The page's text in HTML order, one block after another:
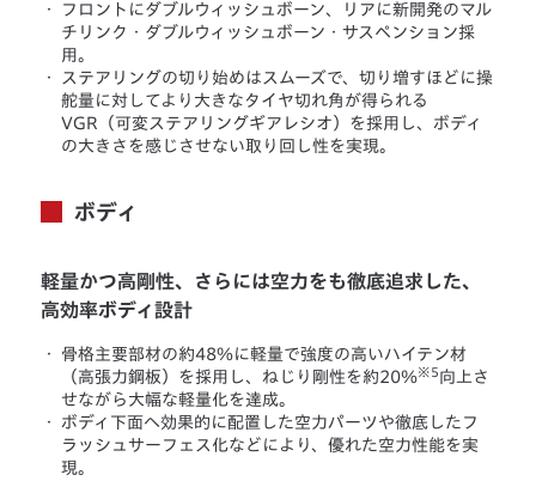
・
フロントにダブルウィッシュボーン、リアに新開発のマル
チリンク・ダブルウィッシュボーン・サスペンション採
用。
・
ステアリングの切り始めはスムーズで、切り増すほどに操
舵量に対してより大きなタイヤ切れ角が得られる
VGR（可変ステアリングギアレシオ）を採用し、ボディ
の大きさを感じさせない取り回し性を実現。
ボディ
軽量かつ高剛性、さらには空力をも徹底追求した、
高効率ボディ設計
・
骨格主要部材の約48％に軽量で強度の高いハイテン材
（高張力鋼板）を採用し、ねじり剛性を約20％※5 向上さ
せながら大幅な軽量化を達成。
・
ボディ下面へ効果的に配置した空力パーツや徹底したフ
ラッシュサーフェス化などにより、優れた空力性能を実
現。